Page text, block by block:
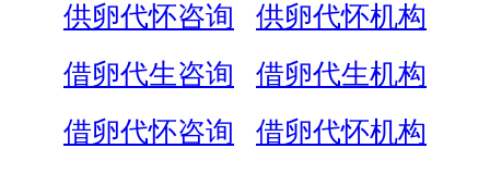
供卵代怀咨询
供卵代怀机构
借卵代生咨询
借卵代生机构
借卵代怀咨询
借卵代怀机构